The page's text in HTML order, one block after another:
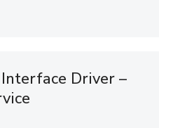
Driver –